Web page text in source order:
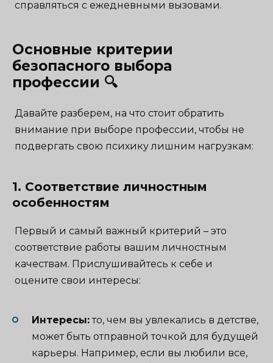
справляться с ежедневными вызовами.
Основные критерии
безопасного выбора
профессии 🔍
Давайте разберем, на что стоит обратить
внимание при выборе профессии, чтобы не
подвергать свою психику лишним нагрузкам:
1. Соответствие личностным
особенностям
Первый и самый важный критерий – это
соответствие работы вашим личностным
качествам. Прислушивайтесь к себе и
оцените свои интересы:
Интересы:то, чем вы увлекались в детстве,
может быть отправной точкой для будущей
карьеры. Например, если вы любили все,